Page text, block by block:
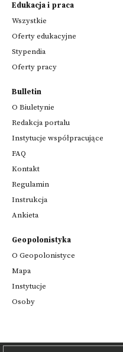
Edukacja i praca
Wszystkie
Oferty edukacyjne
Stypendia
Oferty pracy
Bulletin
O Biuletynie
Redakcja portalu
Instytucje współpracujące
FAQ
Kontakt
Regulamin
Instrukcja
Ankieta
Geopolonistyka
O Geopolonistyce
Mapa
Instytucje
Osoby